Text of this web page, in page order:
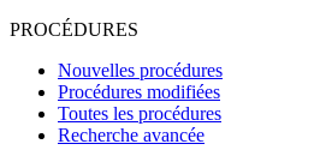
PROCÉDURES
Nouvelles procédures
Procédures modifiées
Toutes les procédures
Recherche avancée